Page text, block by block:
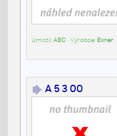
Umístil:AEC• Výrobce: Exner
A 5 3 00